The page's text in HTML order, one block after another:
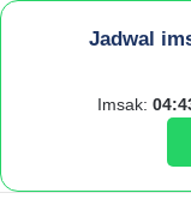
Jadwal
Imsak: